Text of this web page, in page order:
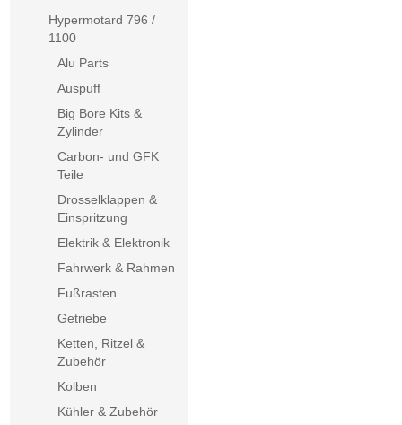
Hypermotard 796 /
1100
Alu Parts
Auspuff
Big Bore Kits &
Zylinder
Carbon- und GFK
Teile
Drosselklappen &
Einspritzung
Elektrik & Elektronik
Fahrwerk & Rahmen
Fußrasten
Getriebe
Ketten, Ritzel &
Zubehör
Kolben
Kühler & Zubehör